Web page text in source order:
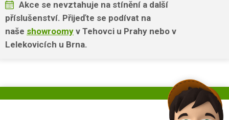
Akce se nevztahuje na stínění a další
příslušenství. Přijeďte se podívat na
naše showroomy v Tehovci u Prahy nebo v
Lelekovicích u Brna.